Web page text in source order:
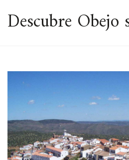
Descubre Obejo